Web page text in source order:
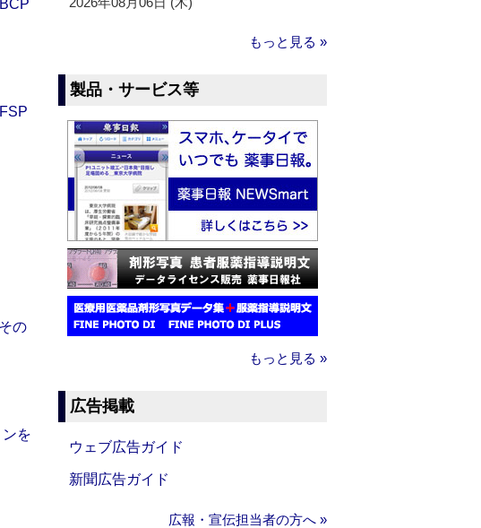
の
を
もっと見る »
製品・サービス等
もっと見る »
広告掲載
ウェブ広告ガイド
新聞広告ガイド
広報・宣伝担当者の方へ »